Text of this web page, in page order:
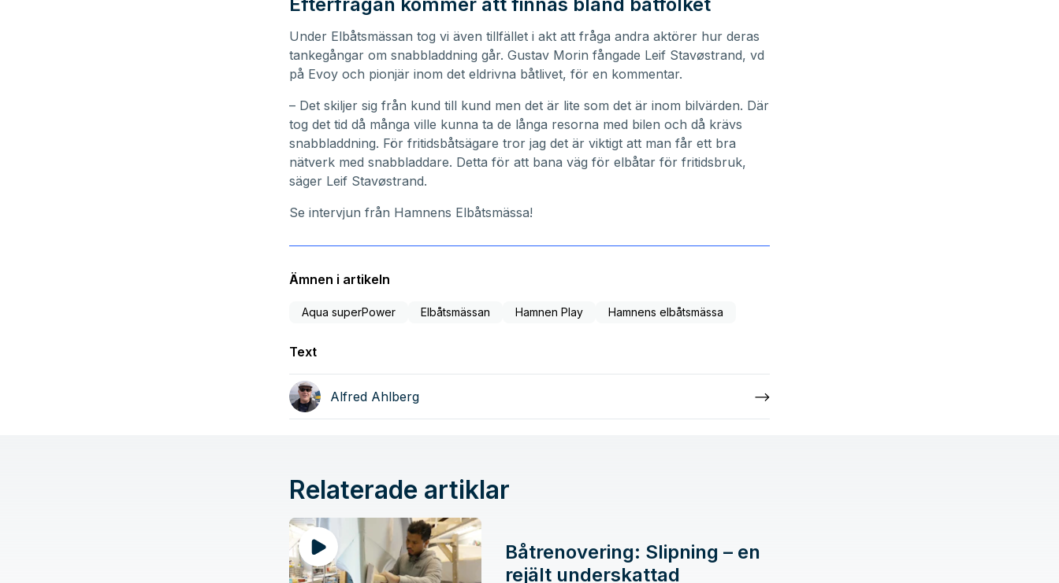
Under Elbåtsmässan tog vi även tillfället i akt att fråga andra aktörer hur deras
tankegångar om snabbladdning går. Gustav Morin fångade Leif Stavøstrand, vd
på Evoy och pionjär inom det eldrivna båtlivet, för en kommentar.
– Det skiljer sig från kund till kund men det är lite som det är inom bilvärden. Där
tog det tid då många ville kunna ta de långa resorna med bilen och då krävs
snabbladdning. För fritidsbåtsägare tror jag det är viktigt att man får ett bra
nätverk med snabbladdare. Detta för att bana väg för elbåtar för fritidsbruk,
säger Leif Stavøstrand.
Se intervjun från Hamnens Elbåtsmässa!
Ämnen i artikeln
Aqua superPower Elbåtsmässan Hamnen Play Hamnens elbåtsmässa
Text
Alfred Ahlberg
Relaterade artiklar
Båtrenovering: Slipning – en
rejält underskattad